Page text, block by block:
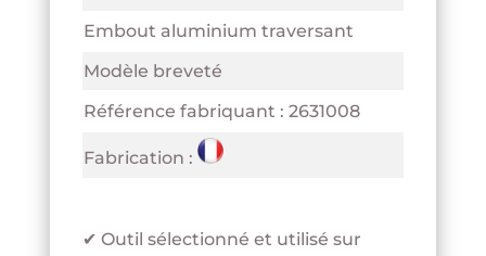
Embout aluminium traversant
Modèle breveté
Référence fabriquant : 2631008
Fabrication :
✔ Outil sélectionné et utilisé sur